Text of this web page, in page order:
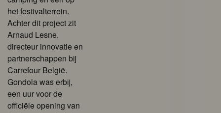
het festivalterrein.
Achter dit project zit
Arnaud Lesne,
directeur innovatie en
partnerschappen bij
Carrefour België.
Gondola was erbij,
een uur voor de
officiële opening van